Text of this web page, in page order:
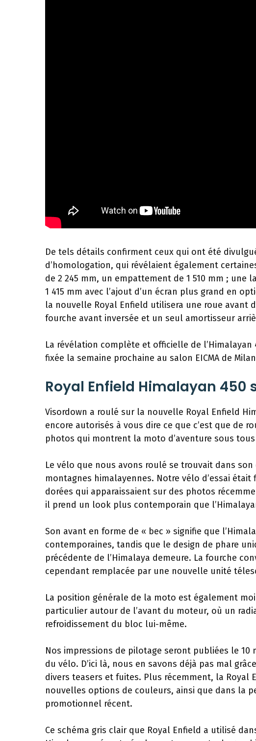
De tels détails confirment ceux qui ont été
d’homologation, qui révélaient également
de 2 245 mm, un empattement de 1 510 mm ; une
1 415 mm avec l’ajout d’un écran plus grand en
la nouvelle Royal Enfield utilisera une roue avant
fourche avant inversée et un seul amortisseur
La révélation complète et officielle de
fixée la semaine prochaine au salon EICMA de
Royal Enfield Himalayan 450
Visordown a roulé sur la nouvelle Royal Enfield
encore autorisés à vous dire ce que c’est que de
photos qui montrent la moto d’aventure sous
Le vélo que nous avons roulé se trouvait dans
montagnes himalayennes. Notre vélo d’essai
dorées qui apparaissaient sur des photos
il prend un look plus contemporain que
Son avant en forme de « bec » signifie que
contemporaines, tandis que le design de phare
précédente de l’Himalaya demeure. La fourche
cependant remplacée par une nouvelle unité
La position générale de la moto est également
particulier autour de l’avant du moteur, où un
refroidissement du bloc lui-même.
Nos impressions de pilotage seront publiées le
du vélo. D’ici là, nous en savons déjà pas mal
divers teasers et fuites. Plus récemment, la Royal
nouvelles options de couleurs, ainsi que dans la
promotionnel récent.
Ce schéma gris clair que Royal Enfield a utilisé